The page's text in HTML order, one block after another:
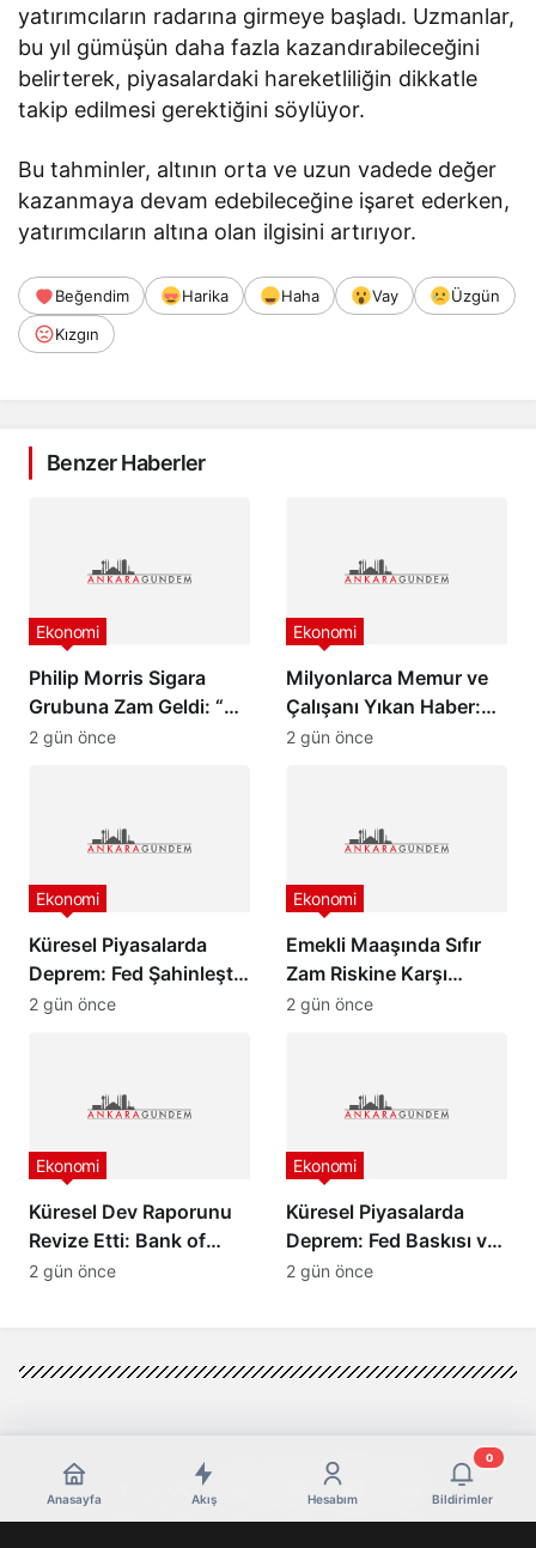
yatırımcıların radarına girmeye başladı. Uzmanlar,
bu yıl gümüşün daha fazla kazandırabileceğini
belirterek, piyasalardaki hareketliliğin dikkatle
takip edilmesi gerektiğini söylüyor.
Bu tahminler, altının orta ve uzun vadede değer
kazanmaya devam edebileceğine işaret ederken,
yatırımcıların altına olan ilgisini artırıyor.
Beğendim Harika Haha Vay
Üzgün
Kızgın
Benzer Haberler
Philip Morris Sigara
Grubuna Zam Geldi: “En
Pahalı Sigara 140 TL
Ekonomi
2 gün önce
Milyonlarca Memur ve
Çalışanı Yıkan Haber:
Zam Oranlarında
Ekonomi
2 gün önce
Küresel Piyasalarda
Deprem: Fed Şahinleşti,
Değerli Metaller Çakıldı!
Ekonomi
2 gün önce
Emekli Maaşında Sıfır
Zam Riskine Karşı
Formül: Ak Parti Meclis
Ekonomi
2 gün önce
Küresel Dev Raporunu
Revize Etti: Bank of
America’dan Türkiye
Ekonomi
2 gün önce
Küresel Piyasalarda
Deprem: Fed Baskısı ve
Barış Rüzgarları Altını
Ekonomi
2 gün önce
Anasayfa Akış Hesabım Bildirimler
0